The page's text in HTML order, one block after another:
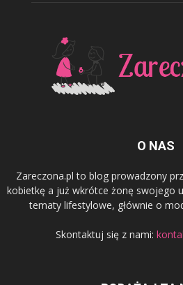
O NAS
Zareczona.pl to blog prowadzony
kobietkę a już wkrótce żonę swojego
tematy lifestylowe, głównie o
Skontaktuj się z nami: